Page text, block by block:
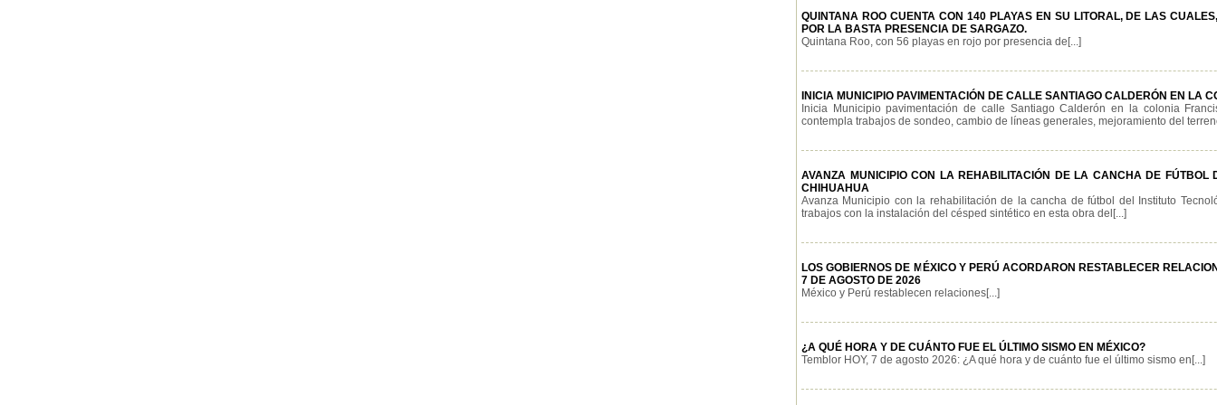
QUINTANA ROO CUENTA CON 140 PLAYAS EN SU LITORAL, DE LAS
POR LA BASTA PRESENCIA DE SARGAZO.
Quintana Roo, con 56 playas en rojo por presencia de[...]
INICIA MUNICIPIO PAVIMENTACIÓN DE CALLE SANTIAGO CALDERÓN EN LA
Inicia Municipio pavimentación de calle Santiago Calderón en la colonia
contempla trabajos de sondeo, cambio de líneas generales, mejoramiento del
AVANZA MUNICIPIO CON LA REHABILITACIÓN DE LA CANCHA DE FÚTBOL
CHIHUAHUA
Avanza Municipio con la rehabilitación de la cancha de fútbol del Instituto
trabajos con la instalación del césped sintético en esta obra del[...]
LOS GOBIERNOS DE MÉXICO Y PERÚ ACORDARON RESTABLECER
7 DE AGOSTO DE 2026
México y Perú restablecen relaciones[...]
¿A QUÉ HORA Y DE CUÁNTO FUE EL ÚLTIMO SISMO EN MÉXICO?
Temblor HOY, 7 de agosto 2026: ¿A qué hora y de cuánto fue el último sismo en[...]